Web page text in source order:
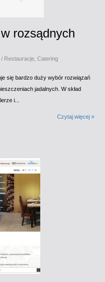
rozsądnych
/ Restauracje, Catering
się bardzo duży wybór rozwiązań
jadalnych. W skład
i...
Czytaj więcej »